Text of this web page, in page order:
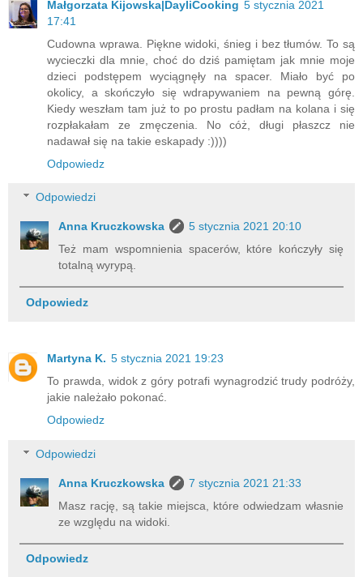
Małgorzata Kijowska|DayliCooking 5 stycznia 2021
17:41
Cudowna wprawa. Piękne widoki, śnieg i bez tłumów. To są
wycieczki dla mnie, choć do dziś pamiętam jak mnie moje
dzieci podstępem wyciągnęły na spacer. Miało być po
okolicy, a skończyło się wdrapywaniem na pewną górę.
Kiedy weszłam tam już to po prostu padłam na kolana i się
rozpłakałam ze zmęczenia. No cóż, długi płaszcz nie
nadawał się na takie eskapady :))))
Odpowiedz
Odpowiedzi
Anna Kruczkowska
5 stycznia 2021 20:10
Też mam wspomnienia spacerów, które kończyły się
totalną wyrypą.
Odpowiedz
Martyna K. 5 stycznia 2021 19:23
To prawda, widok z góry potrafi wynagrodzić trudy podróży,
jakie należało pokonać.
Odpowiedz
Odpowiedzi
Anna Kruczkowska
7 stycznia 2021 21:33
Masz rację, są takie miejsca, które odwiedzam własnie
ze względu na widoki.
Odpowiedz